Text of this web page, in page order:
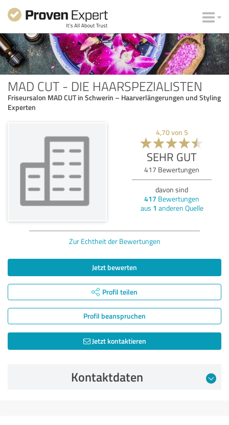
MAD CUT - DIE HAARSPEZIALISTEN
Friseursalon MAD CUT in Schwerin – Haarverlängerungen und Styling
Experten
4,70von 5
SEHR GUT
417 Bewertungen
davon sind
417 Bewertungen
aus 1 anderen Quelle
Zur Echtheit der Bewertungen
Jetzt bewerten
Profil teilen
Profil beanspruchen
Jetzt kontaktieren
Kontaktdaten